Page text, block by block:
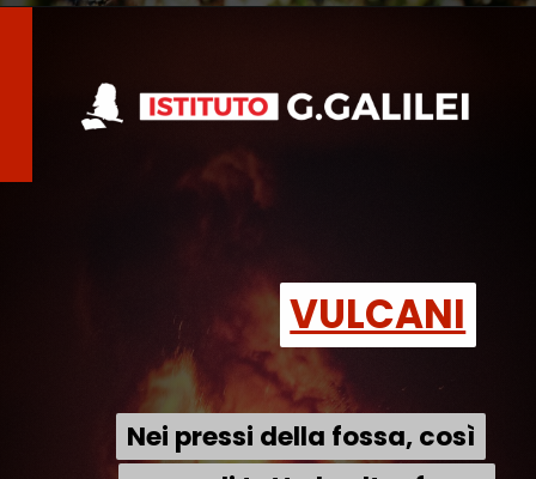
Nei pressi della fossa, così
Nei pressi della fossa, così
VULCANI
VULCANI